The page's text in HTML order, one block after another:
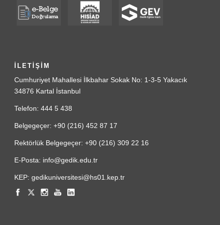
İLETİŞİM
Cumhuriyet Mahallesi İlkbahar Sokak No: 1-3-5 Yakacık
34876 Kartal İstanbul
Telefon: 444 5 438
Belgegeçer: +90 (216) 452 87 17
Rektörlük Belgegeçer: +90 (216) 309 22 16
E-Posta: info@gedik.edu.tr
KEP: gedikuniversitesi@hs01.kep.tr